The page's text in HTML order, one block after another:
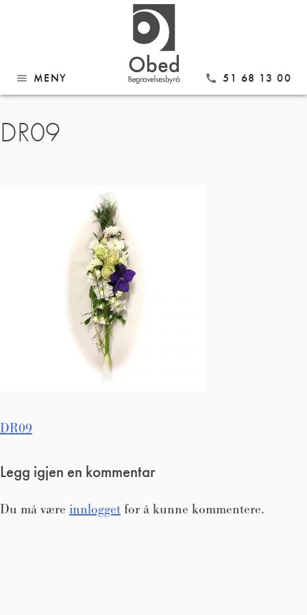
menu MENY call 51 68 13 00
Gå
til
innhold
DR09
Innleggsnavigasjon
DR09
Legg igjen en kommentar
Du må være innlogget for å kunne kommentere.